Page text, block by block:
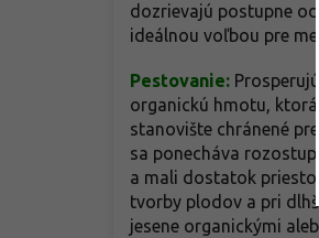
dozrievajú postupne
ideálnou voľbou pre
Pestovanie:
organickú hmotu, ktorá
stanovište chránené
sa ponecháva
a mali dostatok
tvorby plodov a pri
jesene organickými